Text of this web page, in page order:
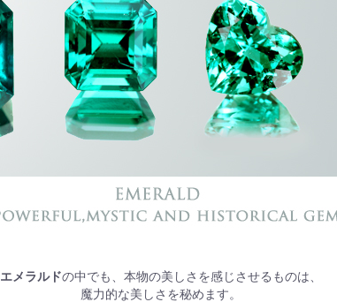
エメラルドの中でも、本物の美しさを感じさせるものは、
魔力的な美しさを秘めます。